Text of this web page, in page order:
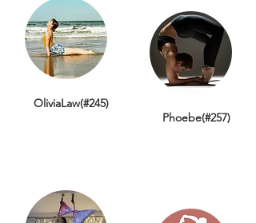
OliviaLaw(#245)
Phoebe(#257)